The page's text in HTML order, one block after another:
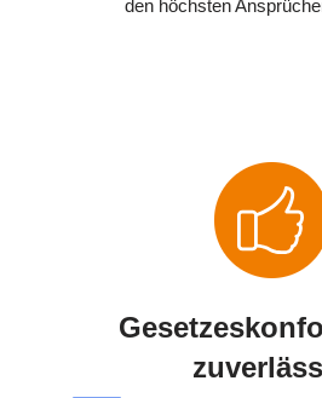
den höchsten